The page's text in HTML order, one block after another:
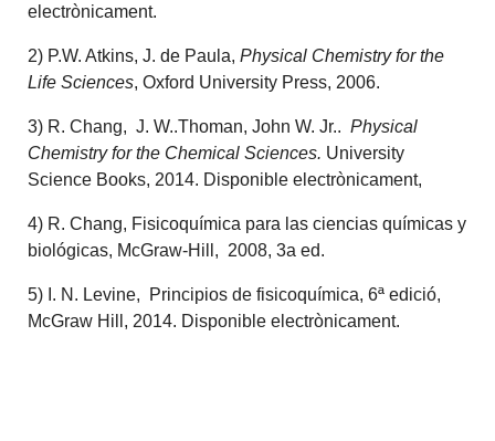
electrònicament.
2) P.W. Atkins, J. de Paula,Physical Chemistry for the
Life Sciences, Oxford University Press, 2006.
3) R. Chang, J. W..Thoman, John W. Jr..Physical
Chemistry for the Chemical Sciences. University
Science Books, 2014. Disponible electrònicament,
4) R. Chang, Fisicoquímica para las ciencias químicas y
biológicas, McGraw-Hill, 2008, 3a ed.
5) I. N. Levine, Principios de fisicoquímica, 6ª edició,
McGraw Hill, 2014. Disponible electrònicament.